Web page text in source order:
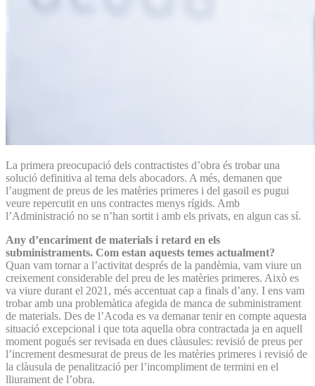
La primera preocupació dels contractistes d’obra és trobar una
solució definitiva al tema dels abocadors. A més, demanen que
l’augment de preus de les matèries primeres i del gasoil es pugui
veure repercutit en uns contractes menys rígids. Amb
l’Administració no se n’han sortit i amb els privats, en algun cas sí.
Any d’encariment de materials i retard en els
subministraments. Com estan aquests temes actualment?
Quan vam tornar a l’activitat després de la pandèmia, vam viure un
creixement considerable del preu de les matèries primeres. Això es
va viure durant el 2021, més accentuat cap a finals d’any. I ens vam
trobar amb una problemàtica afegida de manca de subministrament
de materials. Des de l’Acoda es va demanar tenir en compte aquesta
situació excepcional i que tota aquella obra contractada ja en aquell
moment pogués ser revisada en dues clàusules: revisió de preus per
l’increment desmesurat de preus de les matèries primeres i revisió de
la clàusula de penalització per l’incompliment de termini en el
lliurament de l’obra.